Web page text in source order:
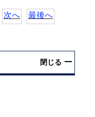
次へ 最後へ
閉じる